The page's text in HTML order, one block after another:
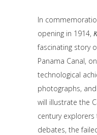
In
opening in 1914,
fascinating story
Panama Canal,
technological
photographs,
will illustrate the
century
debates, the